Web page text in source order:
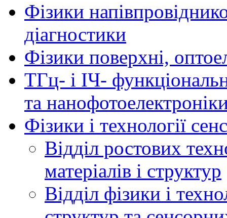
Фізики
діагностики
Фізики поверхні,
ТГц- і ІЧ-
та
Фізики і технології
Відділ ростових
матеріалів і структур
Відділ фізики і